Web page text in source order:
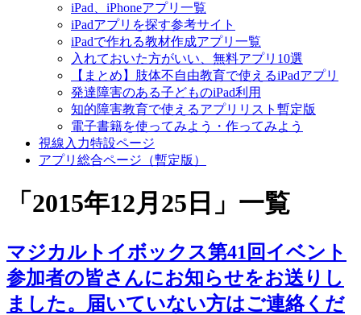
iPad、iPhoneアプリ一覧
iPadアプリを探す参考サイト
iPadで作れる教材作成アプリ一覧
入れておいた方がいい、無料アプリ10選
【まとめ】肢体不自由教育で使えるiPadアプリ
発達障害のある子どものiPad利用
知的障害教育で使えるアプリリスト暫定版
電子書籍を使ってみよう・作ってみよう
視線入力特設ページ
アプリ総合ページ（暫定版）
「 2015年12月25日 」 一覧
マジカルトイボックス第41回イベント
参加者の皆さんにお知らせをお送りし
ました。届いていない方はご連絡くだ